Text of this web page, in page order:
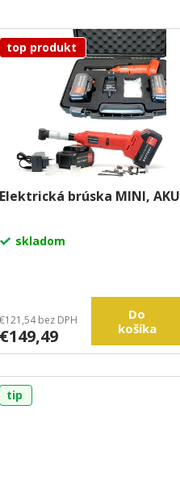
top produkt
Elektrická brúska MINI, AKU
skladom
€121,54 bez DPH
€149,49
Do
košíka
tip